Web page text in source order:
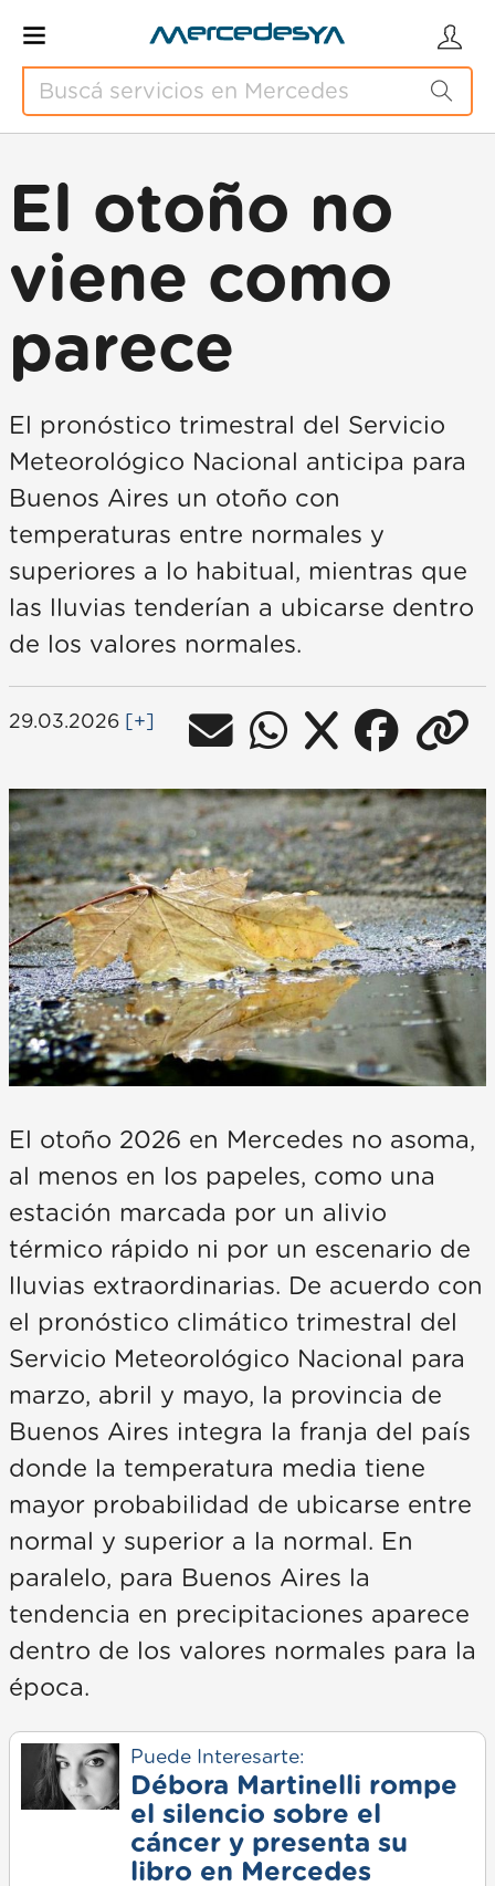
El otoño no
viene como
parece
El pronóstico trimestral del Servicio
Meteorológico Nacional anticipa para
Buenos Aires un otoño con
temperaturas entre normales y
superiores a lo habitual, mientras que
las lluvias tenderían a ubicarse dentro
de los valores normales.
29.03.2026 [+]
El otoño 2026 en Mercedes no asoma,
al menos en los papeles, como una
estación marcada por un alivio
térmico rápido ni por un escenario de
lluvias extraordinarias. De acuerdo con
el pronóstico climático trimestral del
Servicio Meteorológico Nacional para
marzo, abril y mayo, la provincia de
Buenos Aires integra la franja del país
donde la temperatura media tiene
mayor probabilidad de ubicarse entre
normal y superior a la normal. En
paralelo, para Buenos Aires la
tendencia en precipitaciones aparece
dentro de los valores normales para la
época.
Puede Interesarte:
Débora Martinelli rompe
el silencio sobre el
cáncer y presenta su
libro en Mercedes